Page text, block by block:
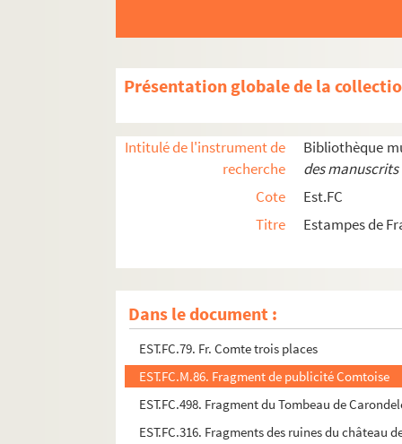
Présentation globale de la
Intitulé de l'instrument de
recherche
Bibliothèque
des
Cote
Est.FC
Titre
Estampes de
Dans le document :
EST.FC.587. Fontaine de Gujan à Dole :
EST.FC.588. Fontaine de Gujan à Dole :
EST.FC.586. Fontaine de Gujan près de Dole
EST.FC.585. Fontaine de Gujan
EST.FC.M.40. Fontaine du Duc d'Albe
EST.FC.77. Fort de Joux
EST.FC.42. Fort de l'Ecluse
EST.FC.253. Fortifications de Gray sous
EST.FC.79. Fr. Comte trois places
EST.FC.M.86. Fragment de publicité Comtoise
EST.FC.498. Fragment du Tombeau de
EST.FC.316. Fragments des ruines du château